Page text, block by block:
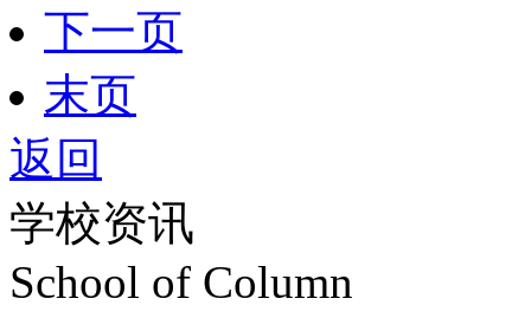
下一页
末页
返回
学校资讯
School of Column